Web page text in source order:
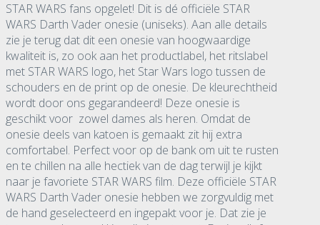
STAR WARS fans opgelet! Dit is dé officiële STAR
WARS Darth Vader onesie (uniseks). Aan alle details
zie je terug dat dit een onesie van hoogwaardige
kwaliteit is, zo ook aan het productlabel, het ritslabel
met STAR WARS logo, het Star Wars logo tussen de
schouders en de print op de onesie. De kleurechtheid
wordt door ons gegarandeerd! Deze onesie is
geschikt voor zowel dames als heren. Omdat de
onesie deels van katoen is gemaakt zit hij extra
comfortabel. Perfect voor op de bank om uit te rusten
en te chillen na alle hectiek van de dag terwijl je kijkt
naar je favoriete STAR WARS film. Deze officiële STAR
WARS Darth Vader onesie hebben we zorgvuldig met
de hand geselecteerd en ingepakt voor je. Dat zie je